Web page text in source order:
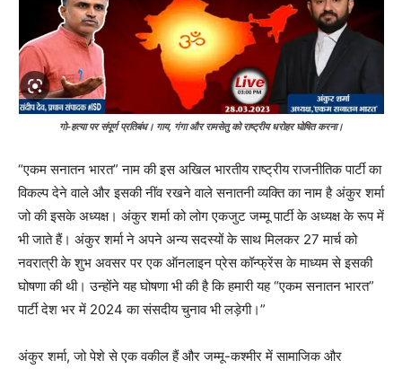
गो-हत्या पर संपूर्ण प्रतिबंध। गाय, गंगा और रामसेतु को राष्ट्रीय धरोहर घोषित करना।
“एकम सनातन भारत” नाम की इस अखिल भारतीय राष्ट्रीय राजनीतिक पार्टी का
विकल्प देने वाले और इसकी नींव रखने वाले सनातनी व्यक्ति का नाम है अंकुर शर्मा
जो की इसके अध्यक्ष। अंकुर शर्मा को लोग एकजुट जम्मू पार्टी के अध्यक्ष के रूप में
भी जाते हैं। अंकुर शर्मा ने अपने अन्य सदस्यों के साथ मिलकर 27 मार्च को
नवरात्री के शुभ अवसर पर एक ऑनलाइन प्रेस कॉन्फ्रेंस के माध्यम से इसकी
घोषणा की थी। उन्होंने यह घोषणा भी की है कि हमारी यह “एकम सनातन भारत”
पार्टी देश भर में 2024 का संसदीय चुनाव भी लड़ेगी।”
अंकुर शर्मा, जो पेशे से एक वकील हैं और जम्मू-कश्मीर में सामाजिक और